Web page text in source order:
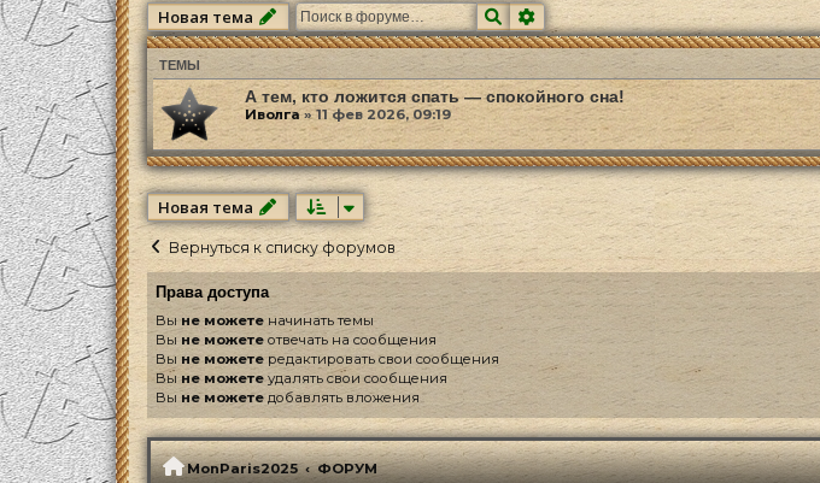
Новая тема ПоискРасширенный поиск
ТЕМЫ
А тем, кто ложится спать — спокойного сна!
Иволга»11 фев 2026, 09:19
Новая тема
Вернуться к списку форумов
Права доступа
Вы не можете начинать темы
Вы не можете отвечать на сообщения
Вы не можете редактировать свои сообщения
Вы не можете удалять свои сообщения
Вы не можете добавлять вложения
MonParis2025 ФОРУМ